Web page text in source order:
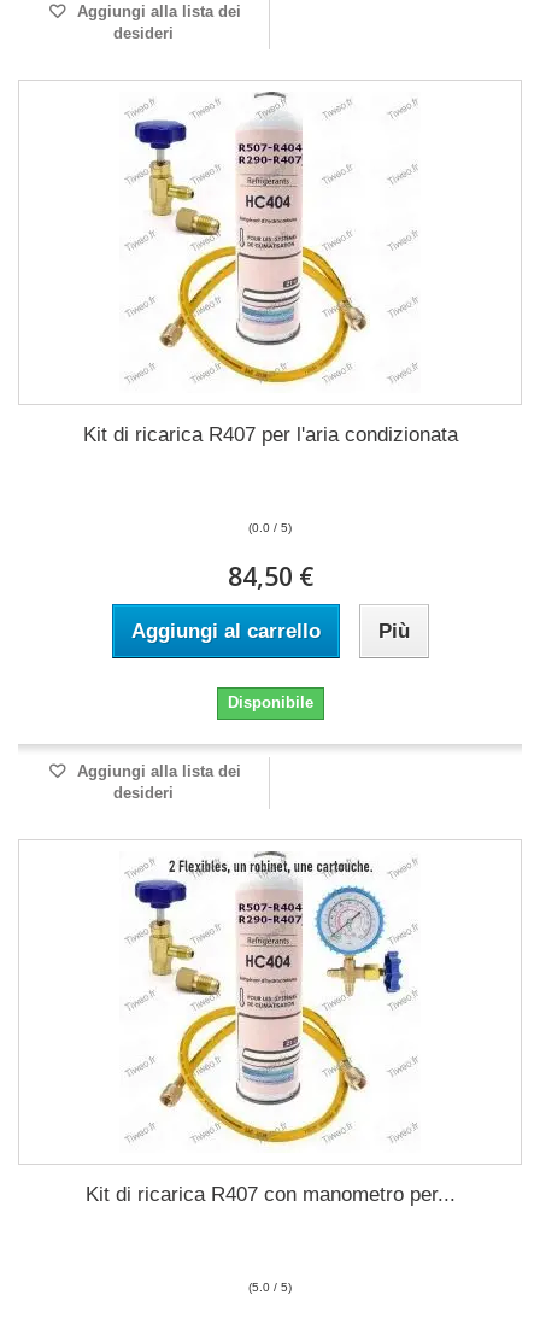
Aggiungi alla lista dei
desideri
Kit di ricarica R407 per l'aria condizionata
(0.0 / 5)
84,50 €
Aggiungi al carrello Più
Disponibile
Aggiungi alla lista dei
desideri
Kit di ricarica R407 con manometro per...
(5.0 / 5)